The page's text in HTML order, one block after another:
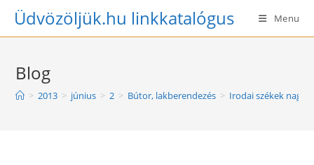
SkipÜdvözöljük.hu linkkatalógus Menu
Blog
> 2013 > június > 2 > Bútor, lakberendezés > Irodai székek nagy